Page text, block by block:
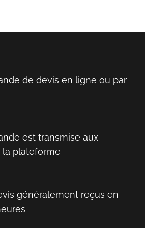
de devis en ligne ou par
est transmise aux
la plateforme
généralement reçus en